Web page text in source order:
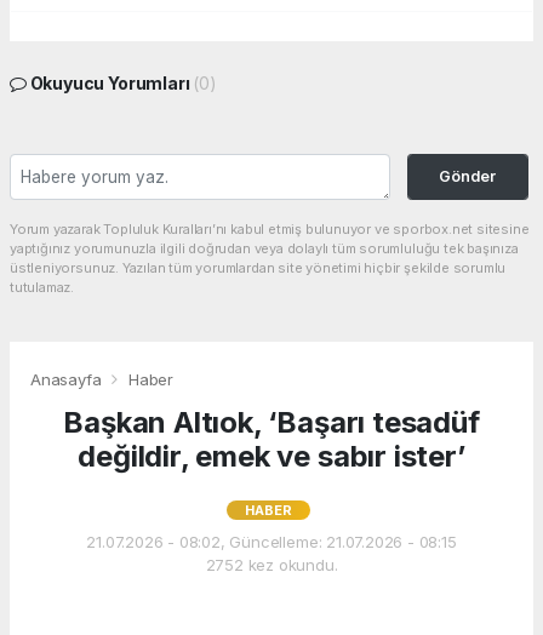
Okuyucu Yorumları (0)
Gönder
Yorum yazarak Topluluk Kuralları’nı kabul etmiş bulunuyor ve sporbox.net sitesine
yaptığınız yorumunuzla ilgili doğrudan veya dolaylı tüm sorumluluğu tek başınıza
üstleniyorsunuz. Yazılan tüm yorumlardan site yönetimi hiçbir şekilde sorumlu
tutulamaz.
Anasayfa Haber
Başkan Altıok, ‘Başarı tesadüf
değildir, emek ve sabır ister’
HABER
21.07.2026 - 08:02, Güncelleme: 21.07.2026 - 08:15
2752 kez okundu.